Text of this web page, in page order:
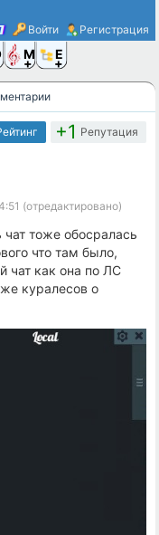
Войти Регистрация
Ещё
+1 Репутация
(отредактировано)
тоже обосралась
что там было,
чат как она по ЛС
куралесов о